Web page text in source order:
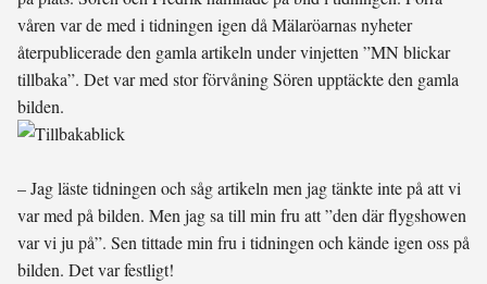
våren var de med i tidningen igen då Mälaröarnas nyheter
återpublicerade den gamla artikeln under vinjetten ”MN blickar
tillbaka”. Det var med stor förvåning Sören upptäckte den gamla
bilden.
– Jag läste tidningen och såg artikeln men jag tänkte inte på att vi
var med på bilden. Men jag sa till min fru att ”den där flygshowen
var vi ju på”. Sen tittade min fru i tidningen och kände igen oss på
bilden. Det var festligt!